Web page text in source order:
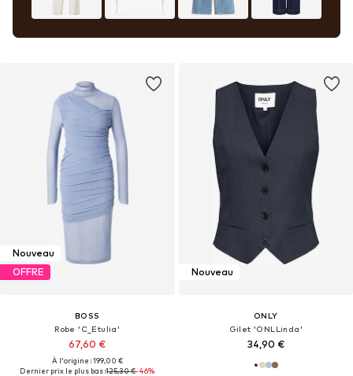
Nouveau
OFFRE
BOSS
Robe 'C_Etulia'
67,60 €
À l'origine : 199,00 €
Dernier prix le plus bas :125,30 €-46%
Nouveau
ONLY
Gilet 'ONLLinda'
34,90 €